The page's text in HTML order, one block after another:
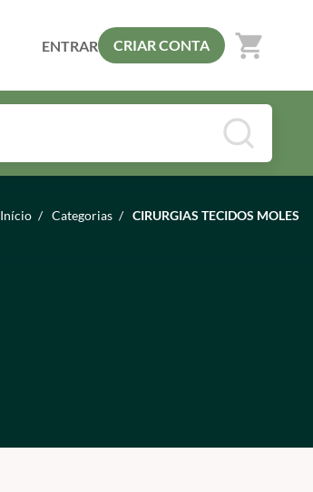
ENTRAR CRIAR CONTA shopping_cart
Início / Categorias / CIRURGIAS TECIDOS MOLES